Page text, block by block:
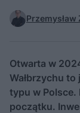
Otwarta w
Wałbrzychu
typu w Polsce.
początku.